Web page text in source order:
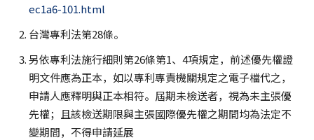
ec1a6-101.html
台灣專利法第28條。
另依專利法施行細則第26條第1、4項規定，前述優先權證
明文件應為正本，如以專利專責機關規定之電子檔代之，
申請人應釋明與正本相符。屆期未檢送者，視為未主張優
先權；且該檢送期限與主張國際優先權之期間均為法定不
變期間，不得申請延展